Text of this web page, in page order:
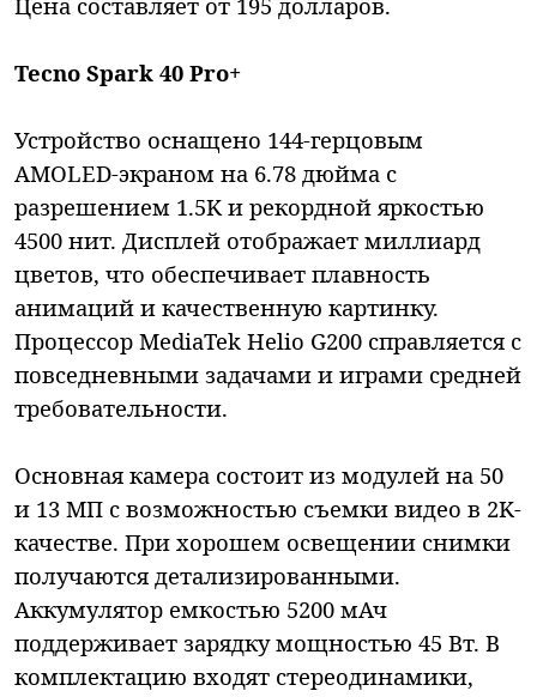
Tecno Spark 40 Pro+
Устройство оснащено 144-герцовым
AMOLED-экраном на 6.78 дюйма с
разрешением 1.5K и рекордной яркостью
4500 нит. Дисплей отображает миллиард
цветов, что обеспечивает плавность
анимаций и качественную картинку.
Процессор MediaTek Helio G200 справляется с
повседневными задачами и играми средней
требовательности.
Основная камера состоит из модулей на 50
и 13 МП с возможностью съемки видео в 2K-
качестве. При хорошем освещении снимки
получаются детализированными.
Аккумулятор емкостью 5200 мАч
поддерживает зарядку мощностью 45 Вт. В
комплектацию входят стереодинамики,